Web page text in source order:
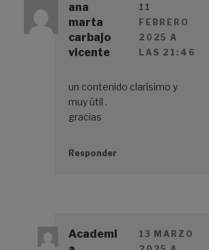
ana
marta
carbajo
vicente
11
FEBRERO
2025 A
LAS 21:46
un contenido clarísimo y
muy útil .
gracias
Responder
Academi
13 MARZO